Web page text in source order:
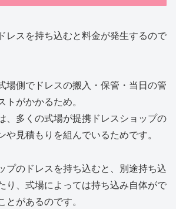
レスを持ち込むと料金が発生するので
場側でドレスの搬入・保管・当日の管
がかかるため。
、多くの式場が提携ドレスショップの
見積もりを組んでいるためです。
プのドレスを持ち込むと、別途持ち込
り、式場によっては持ち込み自体がで
があるのです。